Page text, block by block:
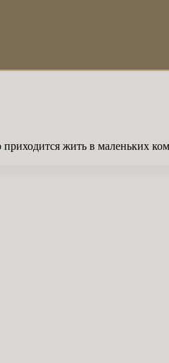
жить в маленьких